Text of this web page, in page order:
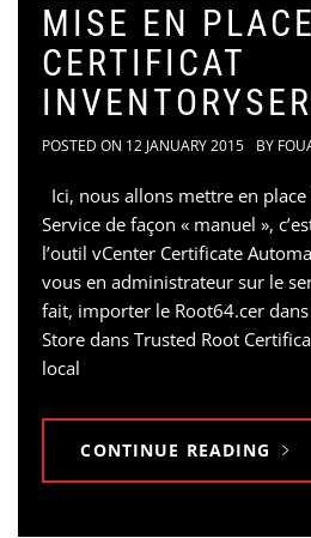
MISE EN PLACE
CERTIFICAT
POSTED ON 12 JANUARY 2015 BY
Ici, nous allons mettre en
Service de façon « manuel »,
l’outil vCenter Certificate
vous en administrateur sur le
fait, importer le Root64.cer
Store dans Trusted Root
local
CONTINUE READING